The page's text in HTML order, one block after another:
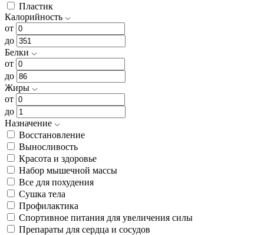
Пластик
Калорийность
от
до
Белки
от
до
Жиры
от
до
Назначение
Восстановление
Выносливость
Красота и здоровье
Набор мышечной массы
Все для похудения
Сушка тела
Профилактика
Спортивное питания для увеличения силы
Препараты для сердца и сосудов